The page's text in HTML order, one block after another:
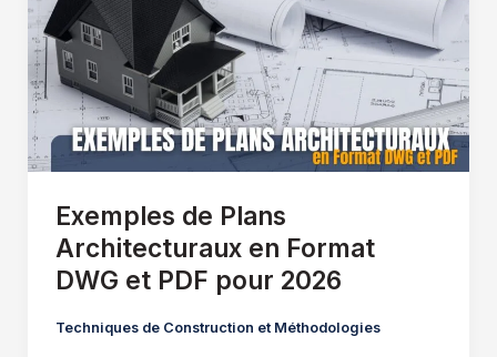
Exemples de Plans
Architecturaux en Format
DWG et PDF pour 2026
Techniques de Construction et Méthodologies